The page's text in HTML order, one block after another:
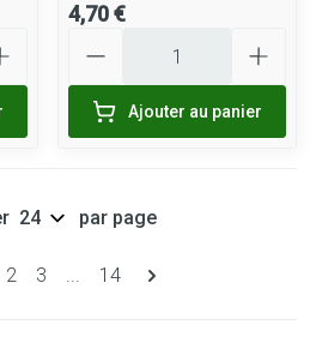
4,70 €
Ajouter au panier
Pages
lisez actuellement la page
Page
2 Page
3 ... Page
14
par page